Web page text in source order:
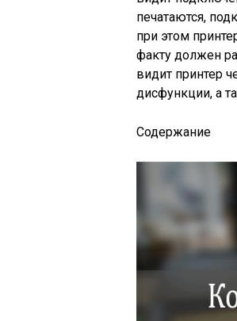
печатаются,
при этом
факту должен
видит принтер
дисфункции, а
Содержание